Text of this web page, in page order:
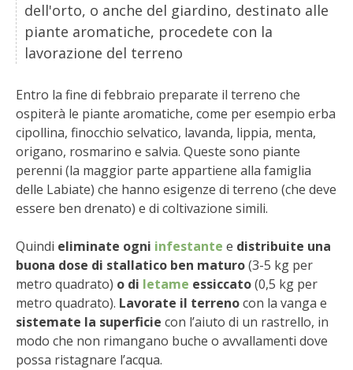
CONSERVE DELL’ORTO
FACEM
STIHL
BLUMEN
NOCCIOLA DI CALABRIA
PELLENC
MEDICINA DEI SEMPLICI
SCONTI NOVEMBRE
COMPO
dell'orto, o anche del giardino, destinato alle
piante aromatiche, procedete con la
lavorazione del terreno
Entro la fine di febbraio preparate il terreno che
ospiterà le piante aromatiche, come per esempio erba
cipollina, finocchio selvatico, lavanda, lippia, menta,
origano, rosmarino e salvia. Queste sono piante
perenni (la maggior parte appartiene alla famiglia
delle Labiate) che hanno esigenze di terreno (che deve
essere ben drenato) e di coltivazione simili.
Quindi eliminate ogni infestante e distribuite una
buona dose di stallatico ben maturo(3-5 kg per
metro quadrato) o di letame essiccato(0,5 kg per
metro quadrato). Lavorate il terrenocon la vanga e
sistemate la superficie con l’aiuto di un rastrello, in
modo che non rimangano buche o avvallamenti dove
possa ristagnare l’acqua.